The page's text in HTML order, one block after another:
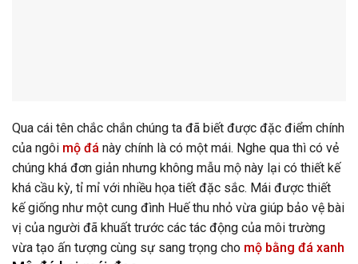
Qua cái tên chắc chắn chúng ta đã biết được đặc điểm chính
của ngôi mộ đá này chính là có một mái. Nghe qua thì có vẻ
chúng khá đơn giản nhưng không mẫu mộ này lại có thiết kế
khá cầu kỳ, tỉ mỉ với nhiều họa tiết đặc sắc. Mái được thiết
kế giống như một cung đình Huế thu nhỏ vừa giúp bảo vệ bài
vị của người đã khuất trước các tác động của môi trường
vừa tạo ấn tượng cùng sự sang trọng cho mộ bằng đá xanh